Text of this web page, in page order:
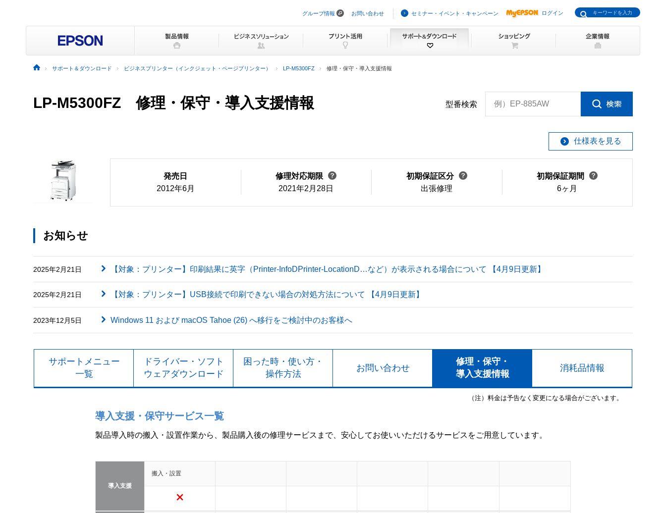
ビ
ョ
ッ
プ
グループ情報 お問い合わせ セミナー・イベント・キャンペーン ログイン
サポート＆ダウンロード ビジネスプリンター（インクジェット・ページプリンター） LP-M5300FZ 修理・保守・導入支援情報
LP-M5300FZ 修理・保守・導入支援情報 型番検索 例）EP-885AW
仕様表を見る
発売日
2012年6月
修理対応期限
2021年2月28日
初期保証区分
出張修理
初期保証期間
6ヶ月
お知らせ
2025年2月21日 【対象：プリンター】印刷結果に英字（Printer-InfoDPrinter-LocationD…など）が表示される場合について 【4月9日更新】
2025年2月21日 【対象：プリンター】USB接続で印刷できない場合の対処方法について 【4月9日更新】
2023年12月5日 Windows 11 および macOS Tahoe (26) へ移行をご検討中のお客様へ
サポートメニュー
一覧
ドライバー・ソフト
ウェアダウンロード
困った時・使い方・
操作方法
お問い合わせ
修理・保守・
導入支援情報
消耗品情報
（注）料金は予告なく変更になる場合がございます。
導入支援・保守サービス一覧
製品導入時の搬入・設置作業から、製品購入後の修理サービスまで、安心してお使いいただけるサービスをご用意しています。
導入支援
搬入・設置